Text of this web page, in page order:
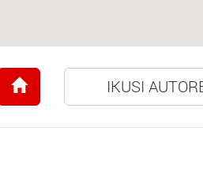
IKUSI